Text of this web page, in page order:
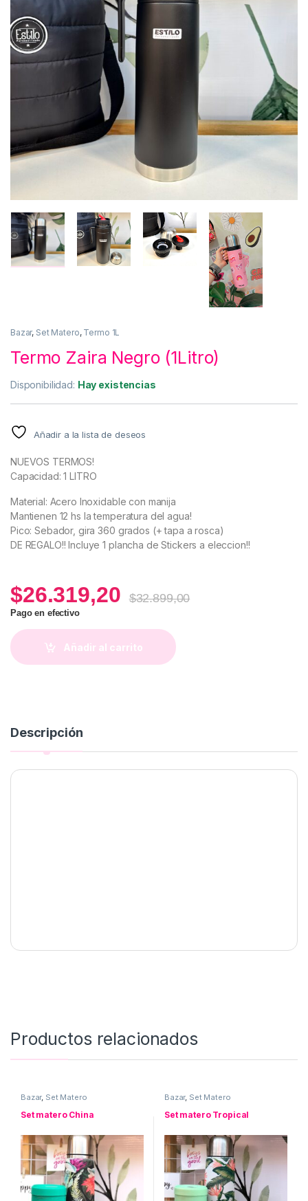
Bazar, Set Matero, Termo 1L
Termo Zaira Negro (1Litro)
Disponibilidad: Hay existencias
Añadir a la lista de deseos
NUEVOS TERMOS!
Capacidad: 1 LITRO
Material: Acero Inoxidable con manija
Mantienen 12 hs la temperatura del agua!
Pico: Sebador, gira 360 grados (+ tapa a rosca)
DE REGALO!! Incluye 1 plancha de Stickers a eleccion!!
$26.319,20 $32.899,00
Pago en efectivo
Añadir al carrito
Descripción
Productos relacionados
Bazar, Set Matero
Set matero China
Bazar, Set Matero
Set matero Tropical